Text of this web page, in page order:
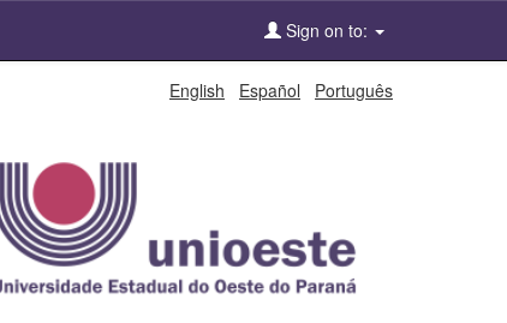
Sign on to:
English Español Português